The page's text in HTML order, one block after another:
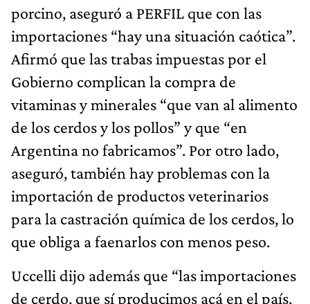
porcino, aseguró a PERFIL que con las
importaciones “hay una situación caótica”.
Afirmó que las trabas impuestas por el
Gobierno complican la compra de
vitaminas y minerales “que van al alimento
de los cerdos y los pollos” y que “en
Argentina no fabricamos”. Por otro lado,
aseguró, también hay problemas con la
importación de productos veterinarios
para la castración química de los cerdos, lo
que obliga a faenarlos con menos peso.
Uccelli dijo además que “las importaciones
de cerdo, que sí producimos acá en el país,